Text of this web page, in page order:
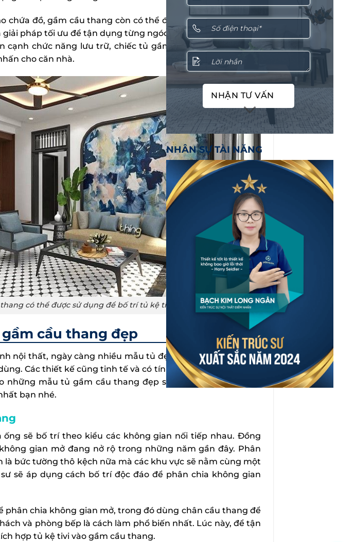
chứa đồ, gầm cầu thang còn có thể được thiết kế trở thành
pháp tối ưu để tận dụng từng ngóc ngách trong nhà, đặc
cạnh chức năng lưu trữ, chiếc tủ gầm cầu thang còn có có
cho căn nhà.
có thể được sử dụng để bố trí tủ kệ tiện dụng
cầu thang đẹp
nội thất, ngày càng nhiều mẫu tủ đẹp được ra đời để phục
Các thiết kế cũng tinh tế và có tính sáng tạo hơn khi xưa
những mẫu tủ gầm cầu thang đẹp sau để đưa ra lựa chọn
bạn nhé.
sẽ bố trí theo kiểu các không gian nối tiếp nhau. Đồng
gian mở đang nở rộ trong những năm gần đây. Phân
là bức tường thô kệch nữa mà các khu vực sẽ nằm cùng một
sẽ áp dụng cách bố trí độc đáo để phân chia không gian
phân chia không gian mở, trong đó dùng chân cầu thang để
và phòng bếp là cách làm phổ biến nhất. Lúc này, để tận
hợp tủ kệ tivi vào gầm cầu thang.
NHẬN TƯ VẤN
NHÂN SỰ TÀI NĂNG